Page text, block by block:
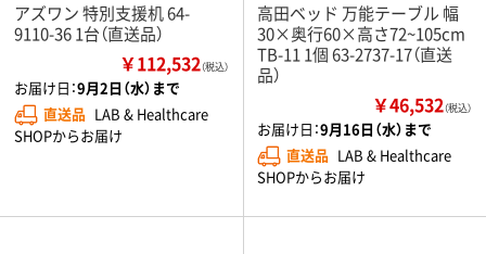
アズワン 特別支援机 64-
9110-36 1台（直送品）
￥112,532（税込）
お届け日：9月2日（水）まで
直送品 LAB & Healthcare
SHOPからお届け
高田ベッド 万能テーブル 幅
30×奥行60×高さ72~105cm
TB-11 1個 63-2737-17（直送
品）
￥46,532（税込）
お届け日：9月16日（水）まで
直送品 LAB & Healthcare
SHOPからお届け